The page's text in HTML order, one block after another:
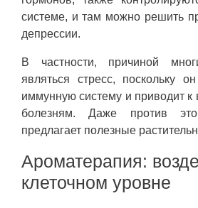
системе, и там можно решить
депрессии.
В частности, причиной
являться стресс, поскольку
иммунную систему и приводит к
болезням. Даже против
предлагает полезные
Ароматерапия:
клеточном уровне